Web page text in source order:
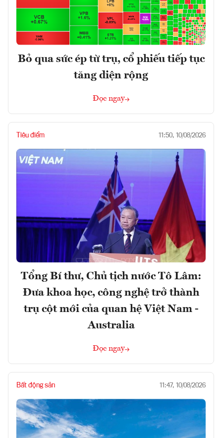
Bỏ qua sức ép từ trụ, cổ phiếu tiếp tục
tăng diện rộng
Đọc ngay
Tiêu điểm 11:50, 10/08/2026
Tổng Bí thư, Chủ tịch nước Tô Lâm:
Đưa khoa học, công nghệ trở thành
trụ cột mới của quan hệ Việt Nam -
Australia
Đọc ngay
Bất động sản 11:47, 10/08/2026